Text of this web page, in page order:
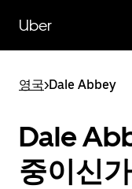
Uber
영국>Dale Abbey
Dale
중이신